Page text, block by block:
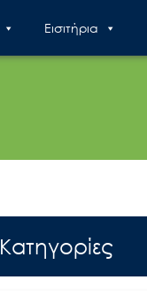
Εισιτήρια
Κατηγορίες